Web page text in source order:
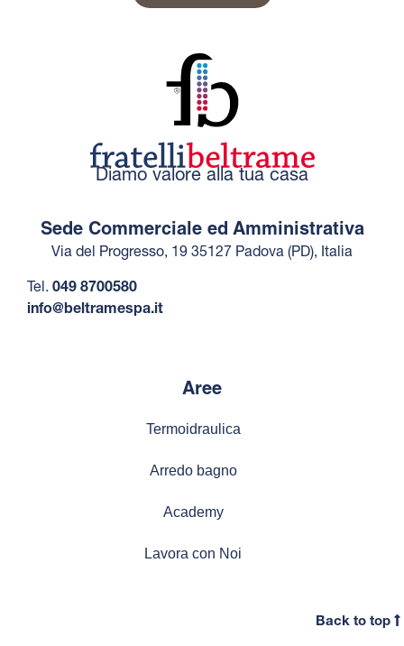
Diamo valore alla tua casa
Sede Commerciale ed Amministrativa
Via del Progresso, 19 35127 Padova (PD), Italia
Tel. 049 8700580
info@beltramespa.it
Aree
Termoidraulica
Arredo bagno
Academy
Lavora con Noi
Back to top